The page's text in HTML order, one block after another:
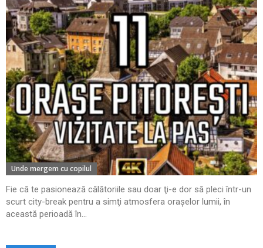
Unde mergem cu copilul
Fie că te pasionează călătoriile sau doar ţi-e dor să pleci într-un
scurt city-break pentru a simţi atmosfera oraşelor lumii, în
această perioadă în...